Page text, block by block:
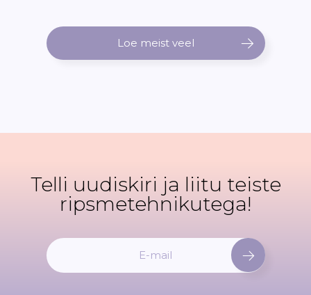
Loe meist veel
Telli uudiskiri ja liitu teiste
ripsmetehnikutega!
L
i